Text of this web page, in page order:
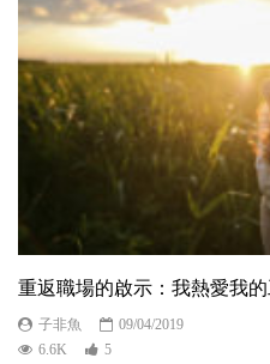
重返職場的啟示：我熱愛我
子非魚
09/04/2019
6.6K
5